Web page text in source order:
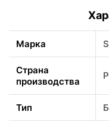
Марка
Страна
производства
Тип